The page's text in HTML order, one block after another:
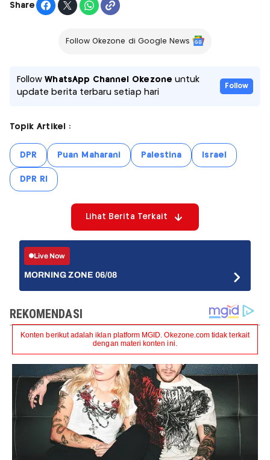
Share
Follow Okezone di Google News
FollowWhatsApp Channel Okezone untuk
update berita terbaru setiap hari
Follow
Topik Artikel :
DPR Puan Maharani Palestina Israel
DPR RI
Lihat Berita Terkait
Live Now
MORNING ZONE 06/08